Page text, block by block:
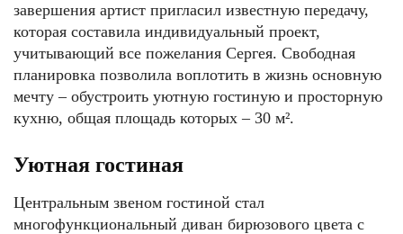
завершения артист пригласил известную передачу,
которая составила индивидуальный проект,
учитывающий все пожелания Сергея. Свободная
планировка позволила воплотить в жизнь основную
мечту – обустроить уютную гостиную и просторную
кухню, общая площадь которых – 30 м².
Уютная гостиная
Центральным звеном гостиной стал
многофункциональный диван бирюзового цвета с